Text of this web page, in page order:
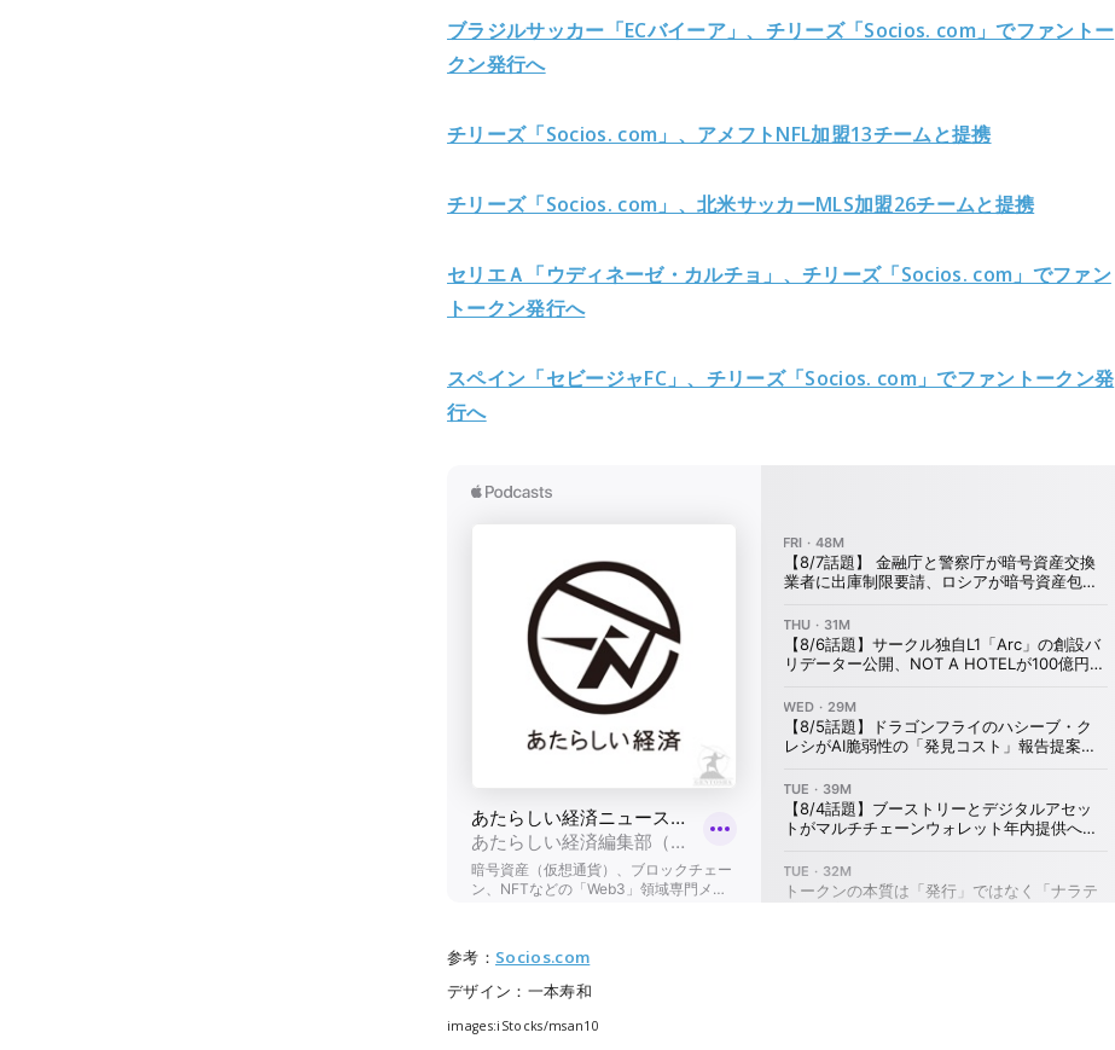
ブラジルサッカー「ECバイーア」、チリーズ「Socios. com」でファントー
クン発行へ
チリーズ「Socios. com」、アメフトNFL加盟13チームと提携
チリーズ「Socios. com」、北米サッカーMLS加盟26チームと提携
セリエＡ「ウディネーゼ・カルチョ」、チリーズ「Socios. com」でファン
トークン発行へ
スペイン「セビージャFC」、チリーズ「Socios. com」でファントークン発
行へ
参考： Socios.com
デザイン：一本寿和
images:iStocks/msan10